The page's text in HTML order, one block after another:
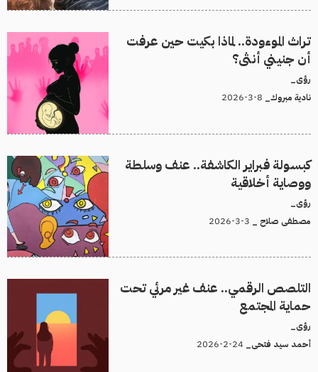
تراث الموءودة.. لماذا بكيت حين عرفت
أن جنيني أنثى؟
رؤى_
نادية مبروك_
كبسولة فبراير الكاشفة.. عنف وسلطة
ووصاية أخلاقية
رؤى_
مصطفى صلاح _
التلصص الرقمي.. عنف غير مرئي تحت
حماية المجتمع
رؤى_
أحمد سيد فتحى_